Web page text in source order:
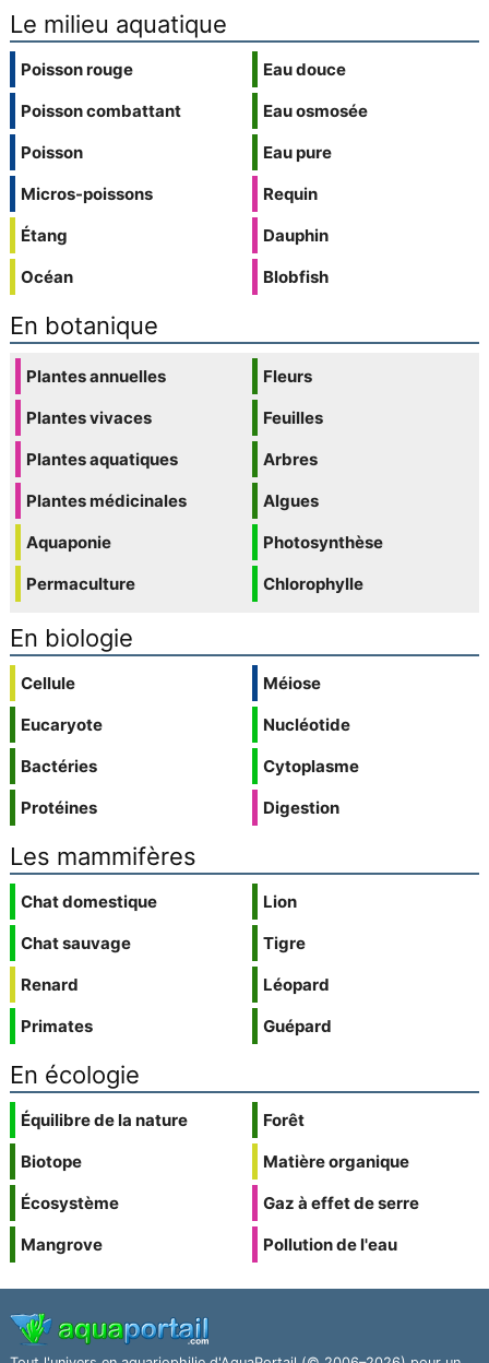
Le milieu aquatique
Poisson rouge
Poisson combattant
Poisson
Micros-poissons
Étang
Océan
Eau douce
Eau osmosée
Eau pure
Requin
Dauphin
Blobfish
En botanique
Plantes annuelles
Plantes vivaces
Plantes aquatiques
Plantes médicinales
Aquaponie
Permaculture
Fleurs
Feuilles
Arbres
Algues
Photosynthèse
Chlorophylle
En biologie
Cellule
Eucaryote
Bactéries
Protéines
Méiose
Nucléotide
Cytoplasme
Digestion
Les mammifères
Chat domestique
Chat sauvage
Renard
Primates
Lion
Tigre
Léopard
Guépard
En écologie
Équilibre de la nature
Biotope
Écosystème
Mangrove
Forêt
Matière organique
Gaz à effet de serre
Pollution de l'eau